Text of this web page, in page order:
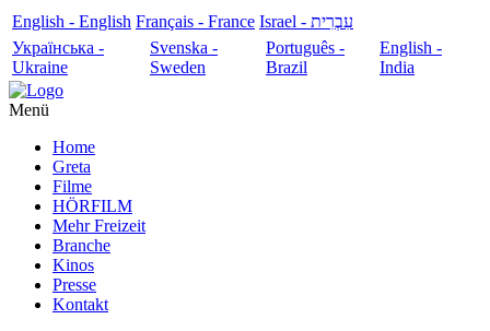
English - English Français - France
עִבְרִית - Israel
Українська -
Ukraine
Svenska -
Sweden
Português -
Brazil
English -
India
Menü
Home
Greta
Filme
HÖRFILM
Mehr Freizeit
Branche
Kinos
Presse
Kontakt